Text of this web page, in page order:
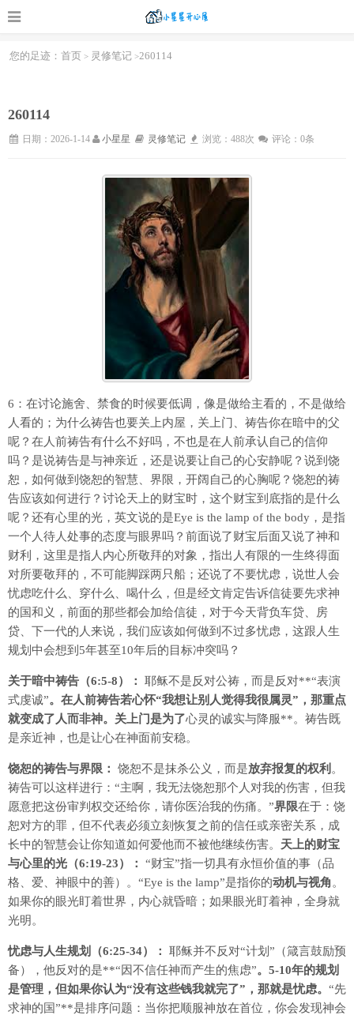
您的足迹： 首页 > 灵修笔记 >260114
260114
日期：2026-1-14 小星星 灵修笔记 浏览：488次 评论：0条
6：在讨论施舍、禁食的时候要低调，像是做给主看的，不是做给
人看的；为什么祷告也要关上内屋，关上门、祷告你在暗中的父
呢？在人前祷告有什么不好吗，不也是在人前承认自己的信仰
吗？是说祷告是与神亲近，还是说要让自己的心安静呢？说到饶
恕，如何做到饶恕的智慧、界限，开阔自己的心胸呢？饶恕的祷
告应该如何进行？讨论天上的财宝时，这个财宝到底指的是什么
呢？还有心里的光，英文说的是Eye is the lamp of the body，是指
一个人待人处事的态度与眼界吗？前面说了财宝后面又说了神和
财利，这里是指人内心所敬拜的对象，指出人有限的一生终得面
对所要敬拜的，不可能脚踩两只船；还说了不要忧虑，说世人会
忧虑吃什么、穿什么、喝什么，但是经文肯定告诉信徒要先求神
的国和义，前面的那些都会加给信徒，对于今天背负车贷、房
贷、下一代的人来说，我们应该如何做到不过多忧虑，这跟人生
规划中会想到5年甚至10年后的目标冲突吗？
关于暗中祷告（6:5-8）：
耶稣不是反对公祷，而是反对**“表演
式虔诚”。在人前祷告若心怀“我想让别人觉得我很属灵”，那重点
就变成了人而非神。关上门是为了心灵的诚实与降服**。祷告既
是亲近神，也是让心在神面前安稳。
饶恕的祷告与界限： 饶恕不是抹杀公义，而是放弃报复的权利 。
祷告可以这样进行：“主啊，我无法饶恕那个人对我的伤害，但我
愿意把这份审判权交还给你，请你医治我的伤痛。”界限在于：饶
恕对方的罪，但不代表必须立刻恢复之前的信任或亲密关系，成
长中的智慧会让你知道如何爱他而不被他继续伤害。 天上的财宝
与心里的光（6:19-23）：
“财宝”指一切具有永恒价值的事（品
格、爱、神眼中的善）。“Eye is the lamp”是指你的动机与视角 。
如果你的眼光盯着世界，内心就昏暗；如果眼光盯着神，全身就
光明。
忧虑与人生规划（6:25-34）：
耶稣并不反对“计划”（箴言鼓励预
备），他反对的是**“因不信任神而产生的焦虑”。5-10年的规划
是管理，但如果你认为“没有这些钱我就完了”，那就是忧虑。 “先
求神的国”**是排序问题：当你把顺服神放在首位，你会发现神会